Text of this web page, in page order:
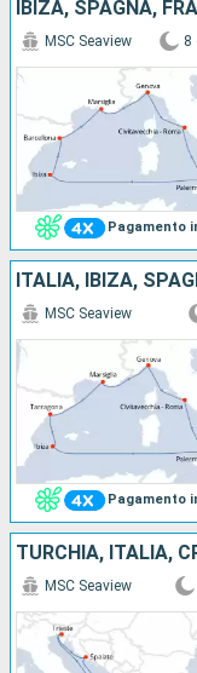
IBIZA, SPAGNA,
Pagamento
MSC Seaview 8
ITALIA, IBIZA,
Pagamento
MSC Seaview
TURCHIA, ITALIA,
MSC Seaview